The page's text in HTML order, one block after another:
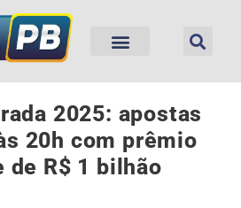
2025: apostas
20h com prêmio
de R$ 1 bilhão